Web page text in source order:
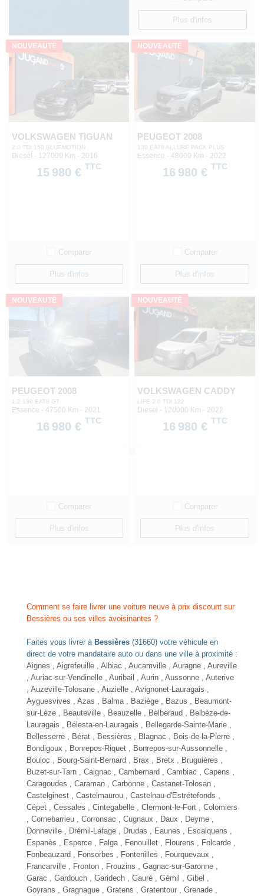
Plus d'infos
NOUVEAUTÉ
VOLKSWAGEN TIGUAN
2.0 TDI 150 BLUEMOTION
Diesel - 127000 Km - 2016
15 980 € TTC
Comparer
Plus d'infos
NOUVEAUTÉ
PEUGEOT 2008
130 EAT8 ALLURE PACK PLUS
Essence - 48000 Km - 2022
16 980 € TTC
Comparer
Plus d'infos
NOUVEAUTÉ
PEUGEOT 2008
1.2 130 EAT8 GT
Essence - 47500 Km - 2021
16 980 € TTC
Comparer
Plus d'infos
NOUVEAUTÉ
VOLKSWAGEN CADDY
LIFE 2.0 TDI 122
Diesel - 120000 Km - 2022
16 980 € TTC
Comparer
Plus d'infos
Comment se faire livrer une voiture neuve à prix discount sur
Bessières ou ses villes avoisinantes ?
Faites vous livrer à Bessières (31660) votre véhicule en
direct de votre mandataire auto ou dans une ville à proximité :
Aignes , Aigrefeuille , Albiac , Aucamville , Auragne , Aureville
, Auriac-sur-Vendinelle , Auribail , Aurin , Aussonne
Auterive
Auzeville-Tolosane , Auzielle , Avignonet-Lauragais ,
Ayguesvives , Azas ,
Balma , Baziège , Bazus , Beaumont-
sur-Lèze , Beauteville ,
Beauzelle , Belberaud , Belbèze-de-
Lauragais , Bélesta-en-Lauragais , Bellegarde-Sainte-Marie ,
Bellesserre , Bérat ,
Bessières Blagnac , Bois-de-la-Pierre ,
Bondigoux , Bonrepos-Riquet , Bonrepos-sur-Aussonnelle ,
Bouloc , Bourg-Saint-Bernard , Brax , Bretx , Bruguières
Buzet-sur-Tarn , Caignac , Cambernard , Cambiac , Capens ,
Caragoudes , Caraman , Carbonne Castanet-Tolosan
Castelginest
Castelmaurou Castelnau-d'Estrétefonds
Cépet , Cessales , Cintegabelle , Clermont-le-Fort , Colomiers
Cornebarrieu , Corronsac , Cugnaux , Daux , Deyme ,
Donneville , Drémil-Lafage , Drudas ,
Eaunes Escalquens
Espanès , Esperce , Falga ,
Fenouillet , Flourens , Folcarde ,
Fonbeauzard ,
Fonsorbes Fontenilles , Fourquevaux ,
Francarville ,
Fronton Frouzins , Gagnac-sur-Garonne ,
Garac , Gardouch , Garidech , Gauré , Gémil , Gibel ,
Goyrans , Gragnague , Gratens , Gratentour , Grenade